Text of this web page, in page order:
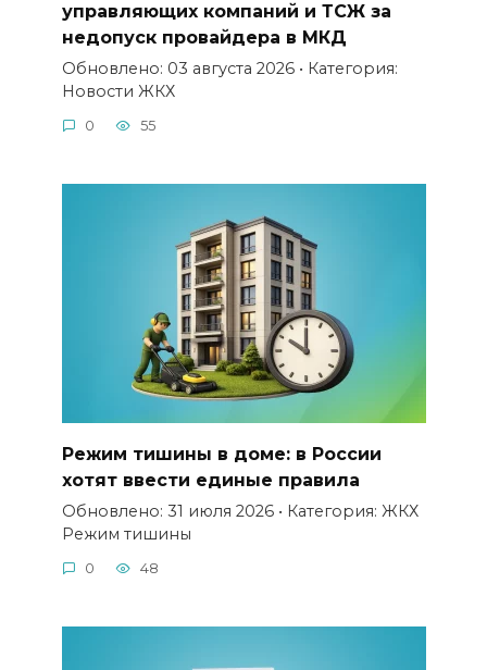
управляющих компаний и ТСЖ за
недопуск провайдера в МКД
Обновлено: 03 августа 2026 • Категория:
Новости ЖКХ
0 55
Режим тишины в доме: в России
хотят ввести единые правила
Обновлено: 31 июля 2026 • Категория: ЖКХ
Режим тишины
0 48